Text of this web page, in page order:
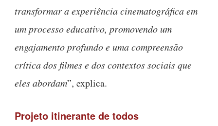
transformar a experiência cinematográfica em
um processo educativo, promovendo um
engajamento profundo e uma compreensão
crítica dos filmes e dos contextos sociais que
eles abordam”, explica.
Projeto itinerante de todos